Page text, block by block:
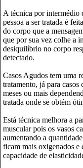
A técnica por intermédio
pessoa a ser tratada é
do corpo que a
que por sua vez colhe a
desiquilíbrio no corpo
detectado.
Casos Agudos tem uma
tratamento, já para casos
meses ou mais
tratada onde se obtém
Está técnica melhora a
muscular pois os vasos
aumentando a
ficam mais oxigenados e
capacidade de